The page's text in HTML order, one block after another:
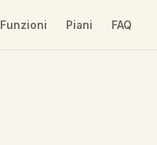
Funzioni Piani FAQ